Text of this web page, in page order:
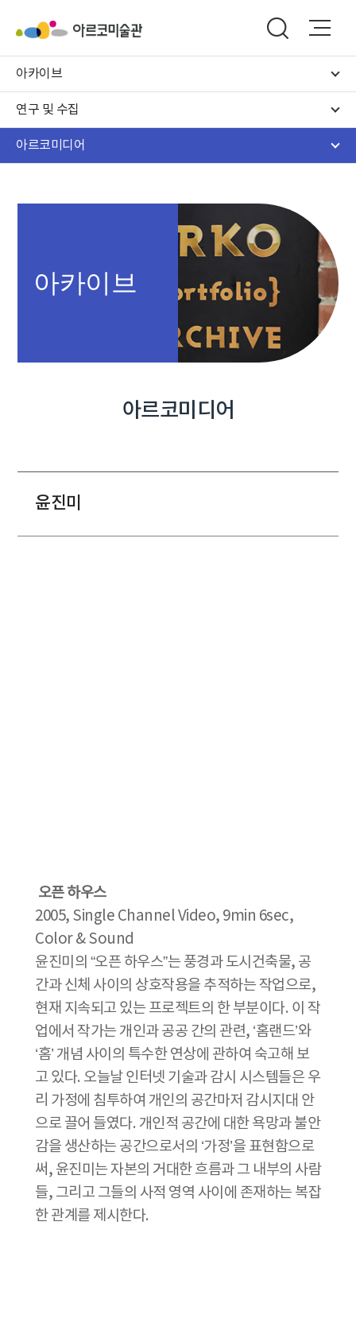
아카이브
연구 및 수집
아르코미디어
아카이브
아르코미디어
윤진미
오픈 하우스
2005, Single Channel Video, 9min 6sec,
Color & Sound
윤진미의 “오픈 하우스”는 풍경과 도시건축물, 공
간과 신체 사이의 상호작용을 추적하는 작업으로,
현재 지속되고 있는 프로젝트의 한 부분이다. 이 작
업에서 작가는 개인과 공공 간의 관련, ‘홈랜드’와
‘홈’ 개념 사이의 특수한 연상에 관하여 숙고해 보
고 있다. 오늘날 인터넷 기술과 감시 시스템들은 우
리 가정에 침투하여 개인의 공간마저 감시지대 안
으로 끌어 들였다. 개인적 공간에 대한 욕망과 불안
감을 생산하는 공간으로서의 ‘가정’을 표현함으로
써, 윤진미는 자본의 거대한 흐름과 그 내부의 사람
들, 그리고 그들의 사적 영역 사이에 존재하는 복잡
한 관계를 제시한다.